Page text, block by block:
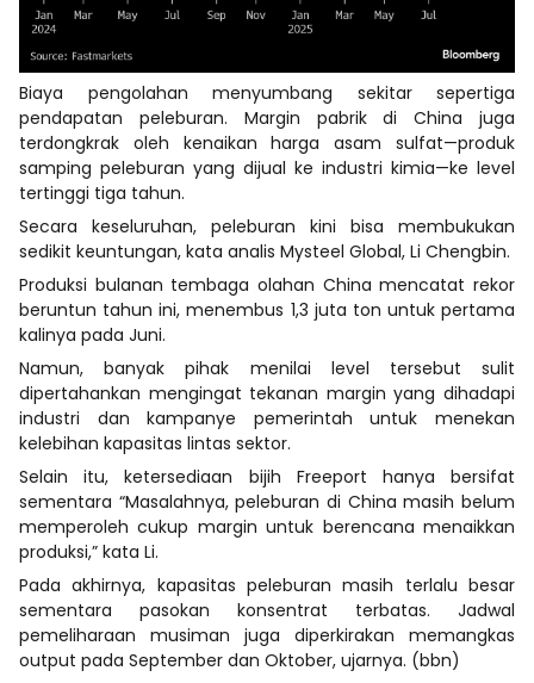
Biaya pengolahan menyumbang sekitar sepertiga
pendapatan peleburan. Margin pabrik di China juga
terdongkrak oleh kenaikan harga asam sulfat—produk
samping peleburan yang dijual ke industri kimia—ke level
tertinggi tiga tahun.
Secara keseluruhan, peleburan kini bisa membukukan
sedikit keuntungan, kata analis Mysteel Global, Li Chengbin.
Produksi bulanan tembaga olahan China mencatat rekor
beruntun tahun ini, menembus 1,3 juta ton untuk pertama
kalinya pada Juni.
Namun, banyak pihak menilai level tersebut sulit
dipertahankan mengingat tekanan margin yang dihadapi
industri dan kampanye pemerintah untuk menekan
kelebihan kapasitas lintas sektor.
Selain itu, ketersediaan bijih Freeport hanya bersifat
sementara “Masalahnya, peleburan di China masih belum
memperoleh cukup margin untuk berencana menaikkan
produksi,” kata Li.
Pada akhirnya, kapasitas peleburan masih terlalu besar
sementara pasokan konsentrat terbatas. Jadwal
pemeliharaan musiman juga diperkirakan memangkas
output pada September dan Oktober, ujarnya. (bbn)